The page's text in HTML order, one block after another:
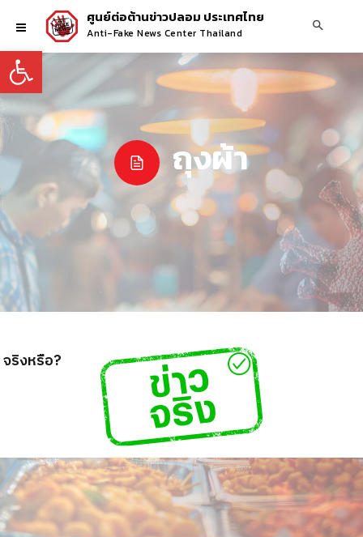
Open toolbar
ศูนย์ต่อต้านข่าวปลอม ประเทศไทย
Anti-Fake News Center Thailand
ถุงผ้า
ถุงสปันบอนด์ไม่ใช่ถุงผ้า ทำจากพลาสติก จริงหรือ?